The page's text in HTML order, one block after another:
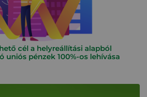
cél a helyreállítási alapból
uniós pénzek 100%-os lehívása